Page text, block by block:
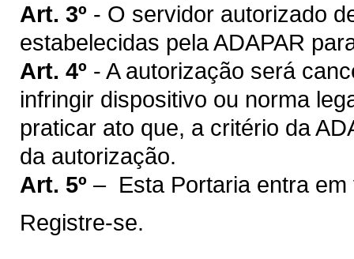
Art. 3º - O servidor autorizado
estabelecidas pela ADAPAR
Art. 4º - A autorização será
infringir dispositivo ou norma
praticar ato que, a critério da
da autorização.
Art. 5º – Esta Portaria entra em
Registre-se.